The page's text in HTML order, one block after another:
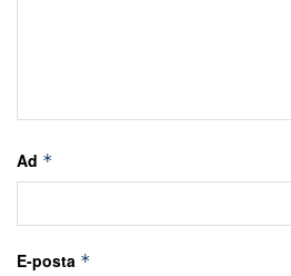
Ad *
E-posta *